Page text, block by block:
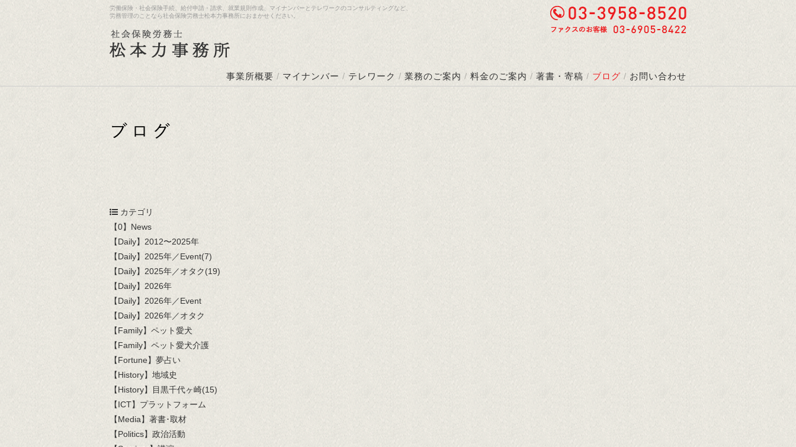
労働保険・社会保険手続、給付申請・請求、就業規則作成、マイナンバーとテレワークのコンサルティングなど、
労務管理のことなら社会保険労務士松本力事務所におまかせください。
事業所概要 / マイナンバー / テレワーク / 業務のご案内 / 料金のご案内 / 著書・寄稿 / ブログ / お問い合わせ
カテゴリ
【0】News
【Daily】2012〜2025年
【Daily】2025年／Event(7)
【Daily】2025年／オタク(19)
【Daily】2026年
【Daily】2026年／Event
【Daily】2026年／オタク
【Family】ペット愛犬
【Family】ペット愛犬介護
【Fortune】夢占い
【History】地域史
【History】目黒千代ヶ崎(15)
【ICT】プラットフォーム
【Media】著書･取材
【Politics】政治活動